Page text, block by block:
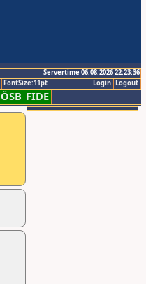
Servertime 06.08.2026 22:23:36
Logout
Login
FontSize:11pt
ÖSB FIDE